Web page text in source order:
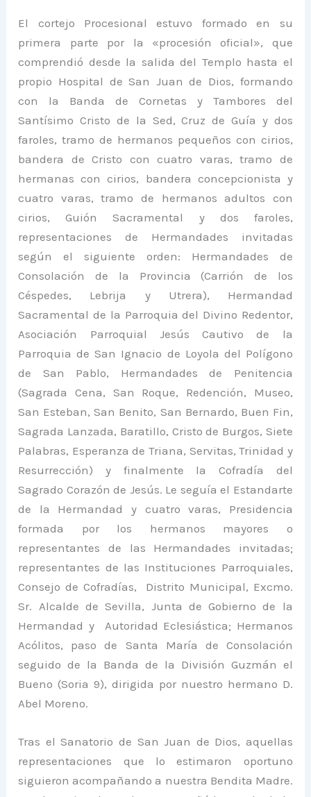
El cortejo Procesional estuvo formado en su
primera parte por la «procesión oficial», que
comprendió desde la salida del Templo hasta el
propio Hospital de San Juan de Dios, formando
con la Banda de Cornetas y Tambores del
Santísimo Cristo de la Sed, Cruz de Guía y dos
faroles, tramo de hermanos pequeños con cirios,
bandera de Cristo con cuatro varas, tramo de
hermanas con cirios, bandera concepcionista y
cuatro varas, tramo de hermanos adultos con
cirios, Guión Sacramental y dos faroles,
representaciones de Hermandades invitadas
según el siguiente orden: Hermandades de
Consolación de la Provincia (Carrión de los
Céspedes, Lebrija y Utrera), Hermandad
Sacramental de la Parroquia del Divino Redentor,
Asociación Parroquial Jesús Cautivo de la
Parroquia de San Ignacio de Loyola del Polígono
de San Pablo, Hermandades de Penitencia
(Sagrada Cena, San Roque, Redención, Museo,
San Esteban, San Benito, San Bernardo, Buen Fin,
Sagrada Lanzada, Baratillo, Cristo de Burgos, Siete
Palabras, Esperanza de Triana, Servitas, Trinidad y
Resurrección) y finalmente la Cofradía del
Sagrado Corazón de Jesús. Le seguía el Estandarte
de la Hermandad y cuatro varas, Presidencia
formada por los hermanos mayores o
representantes de las Hermandades invitadas;
representantes de las Instituciones Parroquiales,
Consejo de Cofradías, Distrito Municipal, Excmo.
Sr. Alcalde de Sevilla, Junta de Gobierno de la
Hermandad y Autoridad Eclesiástica; Hermanos
Acólitos, paso de Santa María de Consolación
seguido de la Banda de la División Guzmán el
Bueno (Soria 9), dirigida por nuestro hermano D.
Abel Moreno.
Tras el Sanatorio de San Juan de Dios, aquellas
representaciones que lo estimaron oportuno
siguieron acompañando a nuestra Bendita Madre.